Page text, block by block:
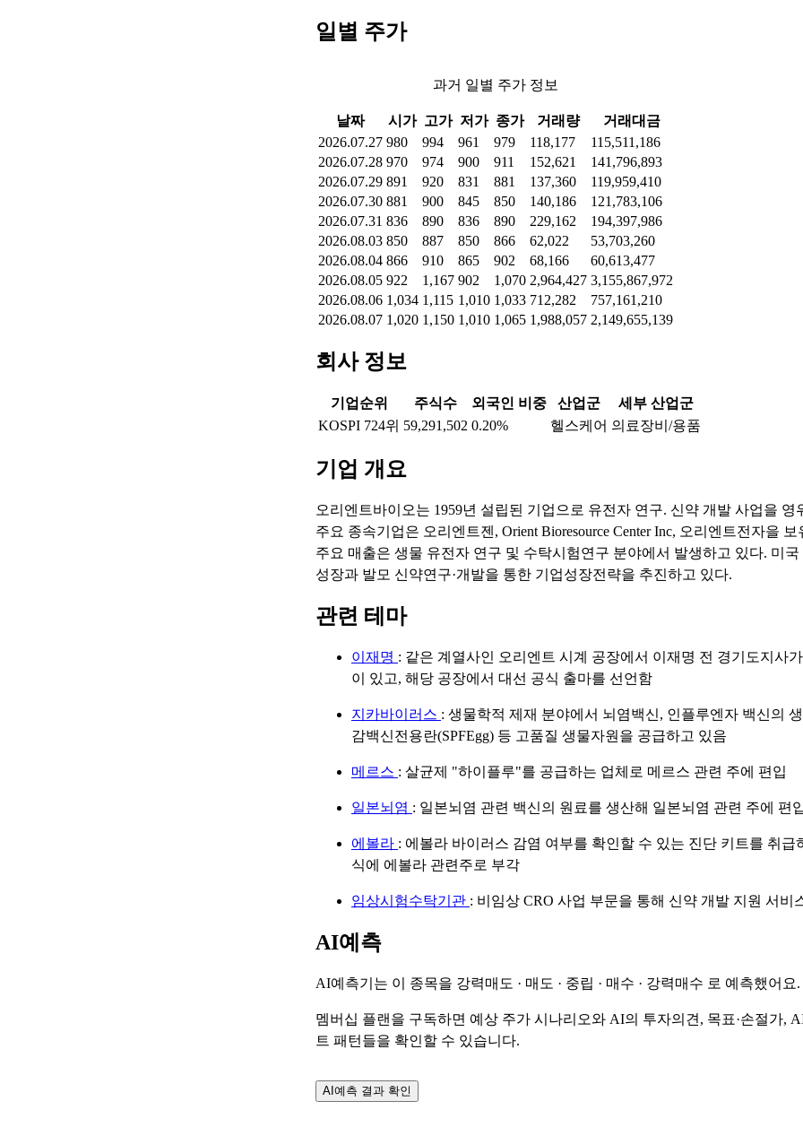
일별 주가
과거 일별 주가 정보
날짜 시가 고가 저가 종가 거래량
거래대금
2026.07.27 980 994 961 979 118,177
115,511,186
2026.07.28 970 974 900 911 152,621
141,796,893
2026.07.29 891 920 831 881 137,360
119,959,410
2026.07.30 881 900 845 850 140,186
121,783,106
2026.07.31 836 890 836 890 229,162
194,397,986
2026.08.03 850 887 850 866 62,022
53,703,260
2026.08.04 866 910 865 902 68,166
60,613,477
2026.08.05 922 1,167 902 1,070 2,964,427 3,155,867,972
2026.08.06 1,034 1,115 1,010 1,033 712,282
757,161,210
2026.08.07 1,020 1,150 1,010 1,065 1,988,057 2,149,655,139
회사 정보
기업순위 주식수 외국인 비중 산업군
세부 산업군
KOSPI 724위 59,291,502 0.20% 헬스케어 의료장비/용품
기업 개요
오리엔트바이오는 1959년 설립된 기업으로 유전자 연구. 신약 개발 사업을 영
주요 종속기업은 오리엔트젠, Orient Bioresource Center Inc, 오리엔트전자을
주요 매출은 생물 유전자 연구 및 수탁시험연구 분야에서 발생하고 있다. 미
성장과 발모 신약연구·개발을 통한 기업성장전략을 추진하고 있다.
관련 테마
이재명 : 같은 계열사인 오리엔트 시계 공장에서 이재명 전 경기도지사
이 있고, 해당 공장에서 대선 공식 출마를 선언함
지카바이러스 : 생물학적 제재 분야에서 뇌염백신, 인플루엔자 백신의
감백신전용란(SPFEgg) 등 고품질 생물자원을 공급하고 있음
메르스 : 살균제 "하이플루"를 공급하는 업체로 메르스 관련 주에 편입
일본뇌염 : 일본뇌염 관련 백신의 원료를 생산해 일본뇌염 관련 주에 편
에볼라 : 에볼라 바이러스 감염 여부를 확인할 수 있는 진단 키트를 취급
식에 에볼라 관련주로 부각
임상시험수탁기관 : 비임상 CRO 사업 부문을 통해 신약 개발 지원 서비
AI예측
AI예측기는 이 종목을 강력매도 · 매도 · 중립 · 매수 · 강력매수 로 예측했어요.
멤버십 플랜을 구독하면 예상 주가 시나리오와 AI의 투자의견, 목표·손절가,
트 패턴들을 확인할 수 있습니다.
AI예측 결과 확인